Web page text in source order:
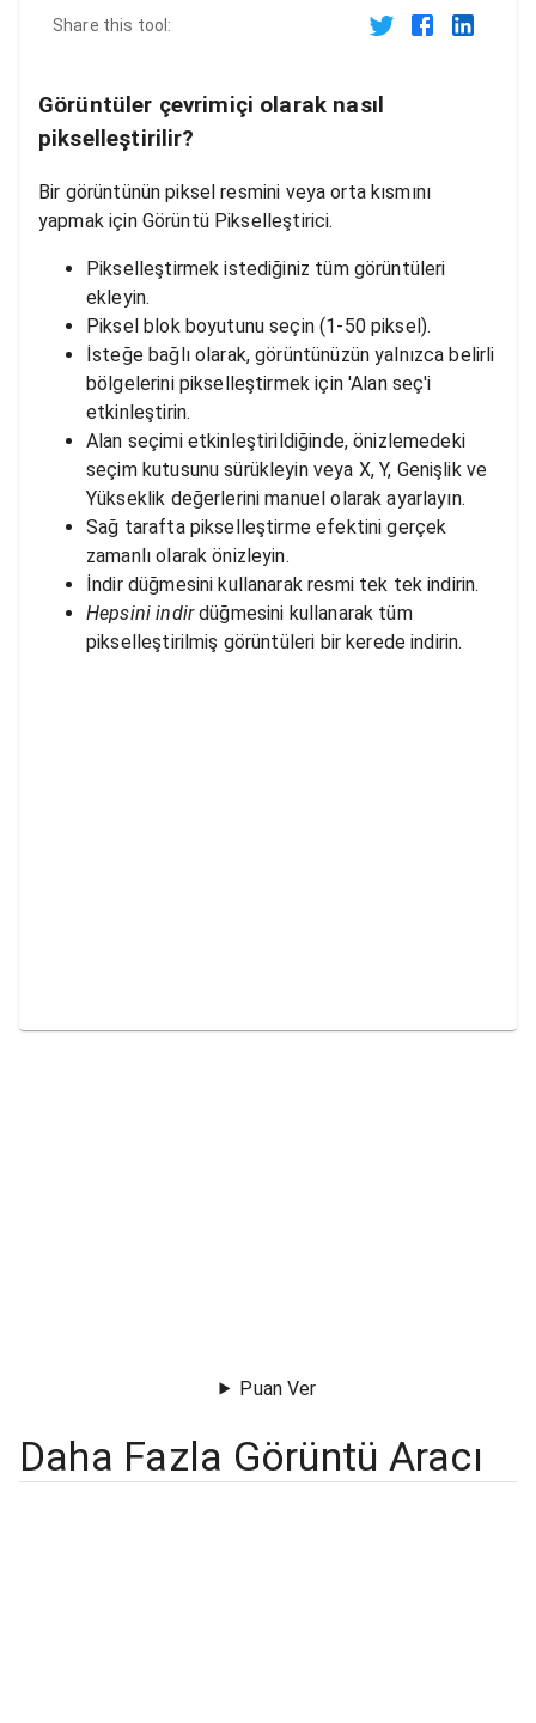
Share this tool:
Görüntüler çevrimiçi olarak nasıl
pikselleştirilir?
Bir görüntünün piksel resmini veya orta kısmını
yapmak için Görüntü Pikselleştirici.
Pikselleştirmek istediğiniz tüm görüntüleri
ekleyin.
Piksel blok boyutunu seçin (1-50 piksel).
İsteğe bağlı olarak, görüntünüzün yalnızca belirli
bölgelerini pikselleştirmek için 'Alan seç'i
etkinleştirin.
Alan seçimi etkinleştirildiğinde, önizlemedeki
seçim kutusunu sürükleyin veya X, Y, Genişlik ve
Yükseklik değerlerini manuel olarak ayarlayın.
Sağ tarafta pikselleştirme efektini gerçek
zamanlı olarak önizleyin.
İndir düğmesini kullanarak resmi tek tek indirin.
Hepsini indirdüğmesini kullanarak tüm
pikselleştirilmiş görüntüleri bir kerede indirin.
Puan Ver
Daha Fazla Görüntü Aracı